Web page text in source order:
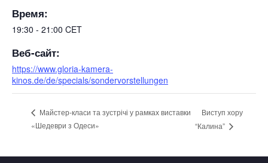
Время:
19:30 - 21:00 CET
Веб-сайт:
https://www.gloria-kamera-
kinos.de/de/specials/sondervorstellungen
Майстер-класи та зустрічі у рамках виставки
«Шедеври з Одеси»
Виступ хору
“Калина”